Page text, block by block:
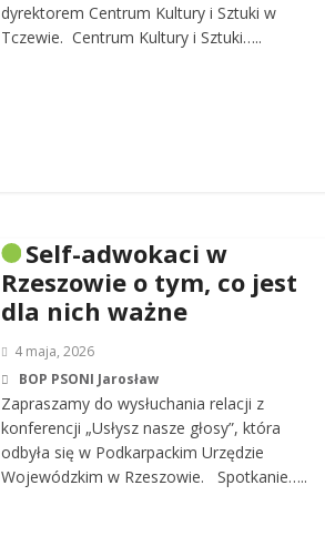
dyrektorem Centrum Kultury i Sztuki w
Tczewie. Centrum Kultury i Sztuki…..
Self-adwokaci w
Rzeszowie o tym, co jest
dla nich ważne
4 maja, 2026
BOP PSONI Jarosław
Zapraszamy do wysłuchania relacji z
konferencji „Usłysz nasze głosy”, która
odbyła się w Podkarpackim Urzędzie
Wojewódzkim w Rzeszowie. Spotkanie…..